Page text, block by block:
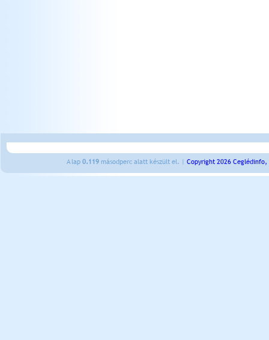
A lap 0.119 másodperc alatt készült el. | Copyright 2026